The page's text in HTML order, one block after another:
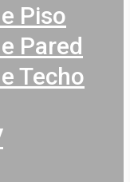
Piso
Pared
Techo